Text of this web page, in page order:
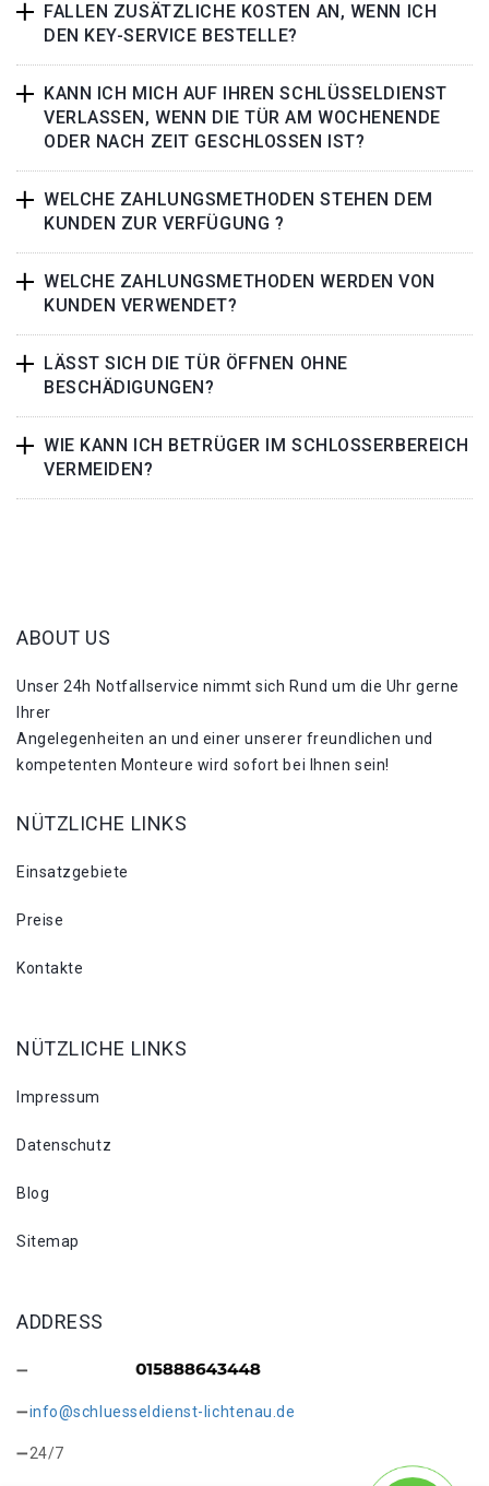
FALLEN ZUSÄTZLICHE KOSTEN AN, WENN ICH
DEN KEY-SERVICE BESTELLE?
KANN ICH MICH AUF IHREN SCHLÜSSELDIENST
VERLASSEN, WENN DIE TÜR AM WOCHENENDE
ODER NACH ZEIT GESCHLOSSEN IST?
WELCHE ZAHLUNGSMETHODEN STEHEN DEM
KUNDEN ZUR VERFÜGUNG ?
WELCHE ZAHLUNGSMETHODEN WERDEN VON
KUNDEN VERWENDET?
LÄSST SICH DIE TÜR ÖFFNEN OHNE
BESCHÄDIGUNGEN?
WIE KANN ICH BETRÜGER IM SCHLOSSERBEREICH
VERMEIDEN?
ABOUT US
Unser 24h Notfallservice nimmt sich Rund um die Uhr gerne
Ihrer
Angelegenheiten an und einer unserer freundlichen und
kompetenten Monteure wird sofort bei Ihnen sein!
NÜTZLICHE LINKS
Einsatzgebiete
Preise
Kontakte
NÜTZLICHE LINKS
Impressum
Datenschutz
Blog
Sitemap
ADDRESS
info@schluesseldienst-lichtenau.de
24/7